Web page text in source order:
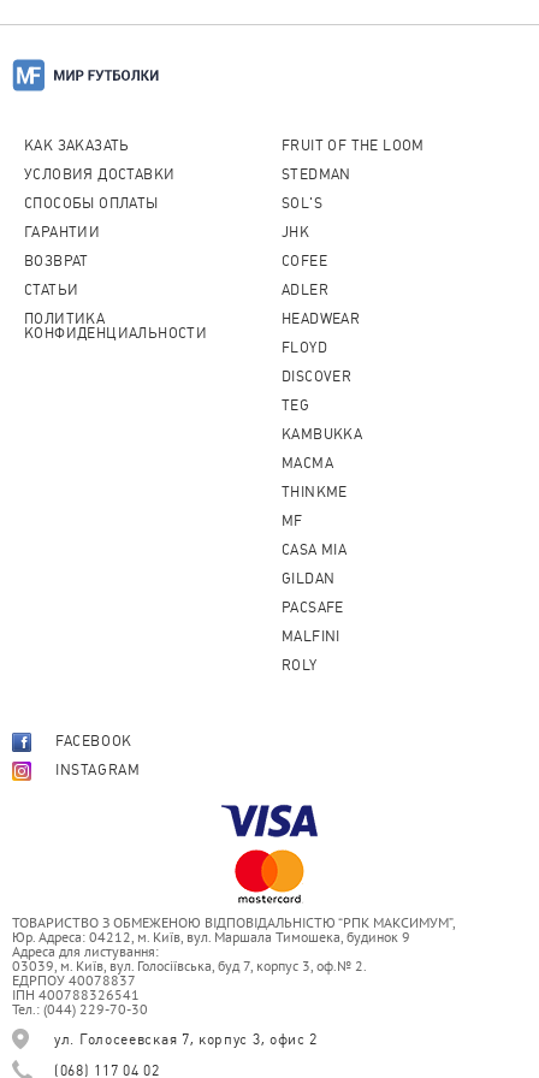
КАК ЗАКАЗАТЬ
УСЛОВИЯ ДОСТАВКИ
СПОСОБЫ ОПЛАТЫ
ГАРАНТИИ
ВОЗВРАТ
СТАТЬИ
ПОЛИТИКА
КОНФИДЕНЦИАЛЬНОСТИ
FRUIT OF THE LOOM
STEDMAN
SOL'S
JHK
COFEE
ADLER
HEADWEAR
FLOYD
DISCOVER
TEG
KAMBUKKA
MACMA
THINKME
MF
CASA MIA
GILDAN
PACSAFE
MALFINI
ROLY
FACEBOOK
INSTAGRAM
ТОВАРИСТВО З ОБМЕЖЕНОЮ ВІДПОВІДАЛЬНІСТЮ “РПК МАКСИМУМ”,
Юр. Адреса: 04212, м. Київ, вул. Маршала Тимошека, будинок 9
Адреса для листування:
03039, м. Київ, вул. Голосіївська, буд 7, корпус 3, оф.№ 2.
ЕДРПОУ 40078837
ІПН 400788326541
Тел.: (044) 229-70-30
ул. Голосеевская 7, корпус 3, офис 2
(068) 117 04 02